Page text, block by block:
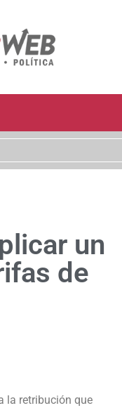
un
de
la retribución que